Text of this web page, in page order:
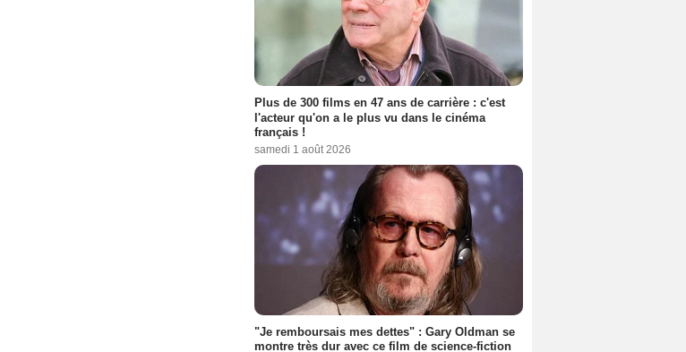
Plus de 300 films en 47 ans de carrière : c'est
l'acteur qu'on a le plus vu dans le cinéma
français !
samedi 1 août 2026
"Je remboursais mes dettes" : Gary Oldman se
montre très dur avec ce film de science-fiction